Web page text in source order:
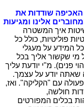
האכיפה שודדות את
אלינו ומגיעות
איך המשטרה
פוליטיות, כולל כל
המידע על מעגלי
שקשור אליך בכל
פנים). מ"י יודעת עליך
יודע על עצמך.
עם "הקליקה". ואז,
חולשה,
בכלים המפורטים